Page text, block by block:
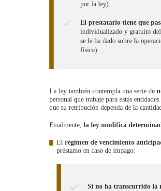
por la ley).
El prestatario tiene que
individualizado y gratuito
se le ha dado sobre la
física).
La ley también contempla una serie de
personal que trabaje para estas entidades
que su retribución dependa de la
Finalmente, la ley modifica
El régimen de vencimiento
préstamo en caso de impago:
Si no ha transcurrido la